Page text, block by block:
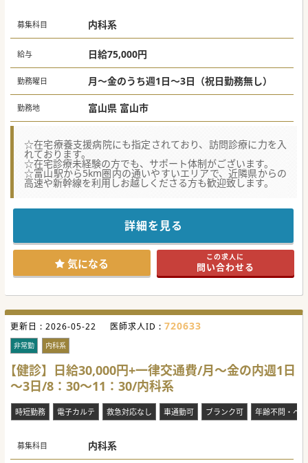
募集科目 内科系
給与 日給75,000円
勤務曜日 月～金のうち週1日～3日（祝日勤務無し）
勤務地 富山県 富山市
☆在宅療養支援病院にも指定されており、訪問診療に力を入
れております。
☆在宅診療未経験の方でも、サポート体制がございます。
☆富山駅から5km圏内の通いやすいエリアで、近隣県からの
高速や新幹線を利用しお越しくださる方も歓迎致します。
詳細を見る
気になる この求人に
問い合わせる
更新日 : 2026-05-22 医師求人ID : 720633
非常勤 内科系
【健診】日給30,000円+一律交通費/月～金の内週1日
～3日/8：30～11：30/内科系
時短勤務 電子カルテ 救急対応なし 車通勤可 ブランク可 年齢不問・ベ
募集科目 内科系